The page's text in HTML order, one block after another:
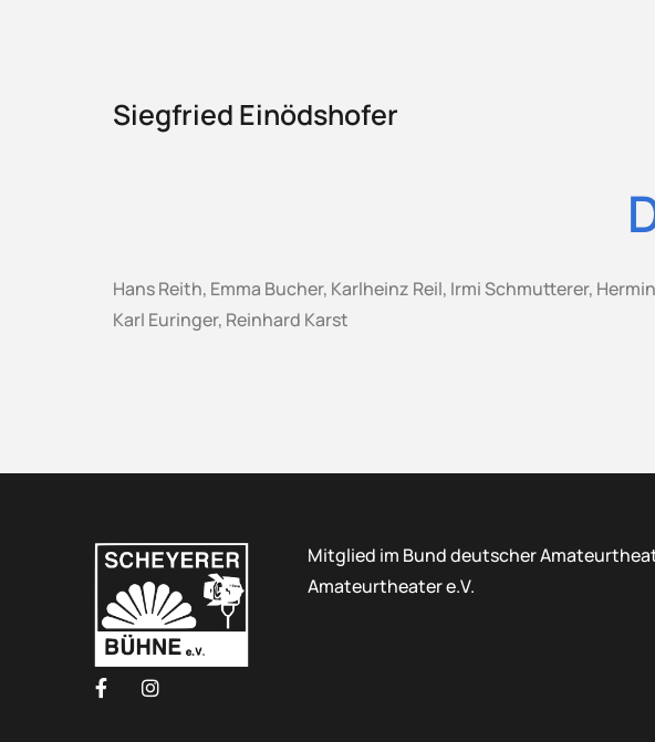
Siegfried Einödshofer
Hans Reith, Emma Bucher, Karlheinz Reil, Irmi Schmutterer,
Karl Euringer, Reinhard Karst
Mitglied im Bund deutscher
Amateurtheater e.V.